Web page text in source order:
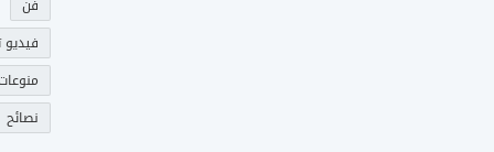
فن
فيديو
نصائح